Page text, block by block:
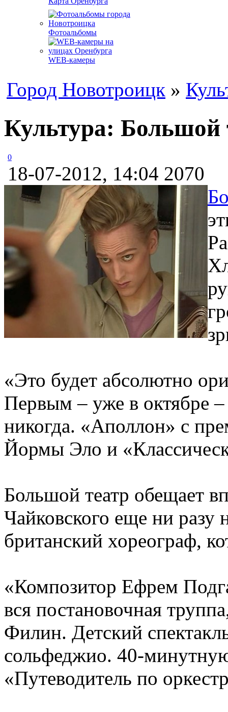
Фотоальбомы
WEB-камеры
Город Новотроицк »
Культура: Большой
0
18-07-2012, 14:04 2070
«Это будет абсолютно
Первым – уже в октябре
никогда. «Аполлон» с
Йормы Эло и
Большой театр обещает
Чайковского еще ни разу
британский хореограф,
«Композитор Ефрем
вся постановочная
Филин. Детский
сольфеджио. 40-
«Путеводитель по